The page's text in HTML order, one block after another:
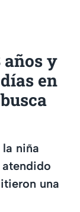
años y
en
niña
una